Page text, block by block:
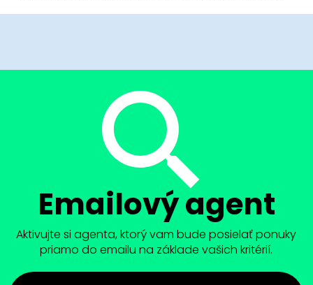
Emailový agent
Aktivujte si agenta, ktorý vam bude posielať ponuky
priamo do emailu na základe vašich kritérií.